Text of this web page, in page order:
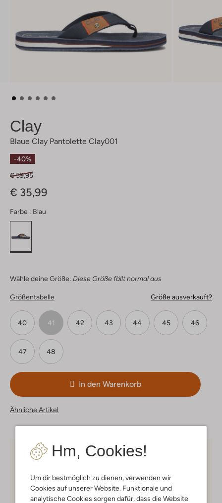
Hm, Cookies!
Um dir bestmöglich zu dienen, verwenden wir
Cookies auf unserer Website. Funktionale und
analytische Cookies sorgen dafür, dass die Website
Clay
Blaue Clay Pantolette Clay001
-40%
€ 59,95
€ 35,99
Farbe : Blau
Wähle deine Größe: Diese Größe fällt normal aus
Größentabelle Größe ausverkauft?
40 41 42 43 44 45 46
47 48
In den Warenkorb
Ähnliche Artikel
Kostenloser Versandab € 75 für Club-Omoda
Kauf auf Rechnung 30 TagenRückgaberecht